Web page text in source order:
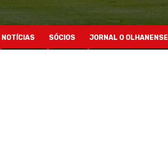
NOTÍCIAS SÓCIOS JORNAL O OLHANENSE